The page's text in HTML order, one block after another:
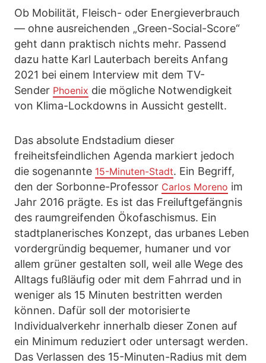
Ob Mobilität, Fleisch- oder Energieverbrauch
— ohne ausreichenden „Green-Social-Score“
geht dann praktisch nichts mehr. Passend
dazu hatte Karl Lauterbach bereits Anfang
2021 bei einem Interview mit dem TV-
Sender Phoenix die mögliche Notwendigkeit
von Klima-Lockdowns in Aussicht gestellt.
Das absolute Endstadium dieser
freiheitsfeindlichen Agenda markiert jedoch
die sogenannte 15-Minuten-Stadt. Ein Begriff,
den der Sorbonne-Professor Carlos Moreno im
Jahr 2016 prägte. Es ist das Freiluftgefängnis
des raumgreifenden Ökofaschismus. Ein
stadtplanerisches Konzept, das urbanes Leben
vordergründig bequemer, humaner und vor
allem grüner gestalten soll, weil alle Wege des
Alltags fußläufig oder mit dem Fahrrad und in
weniger als 15 Minuten bestritten werden
können. Dafür soll der motorisierte
Individualverkehr innerhalb dieser Zonen auf
ein Minimum reduziert oder untersagt werden.
Das Verlassen des 15-Minuten-Radius mit dem